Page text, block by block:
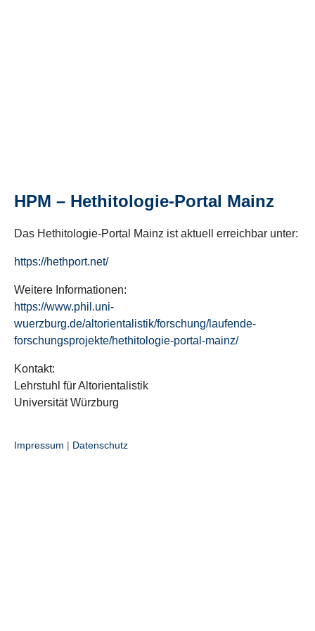
HPM – Hethitologie-Portal Mainz
Das Hethitologie-Portal Mainz ist aktuell erreichbar unter:
https://hethport.net/
Weitere Informationen:
https://www.phil.uni-
wuerzburg.de/altorientalistik/forschung/laufende-
forschungsprojekte/hethitologie-portal-mainz/
Kontakt:
Lehrstuhl für Altorientalistik
Universität Würzburg
Impressum | Datenschutz